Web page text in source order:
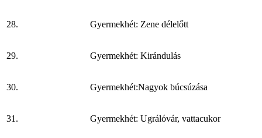
28. Gyermekhét: Zene délelőtt
29. Gyermekhét: Kirándulás
30. Gyermekhét:Nagyok búcsúzása
31. Gyermekhét: Ugrálóvár, vattacukor